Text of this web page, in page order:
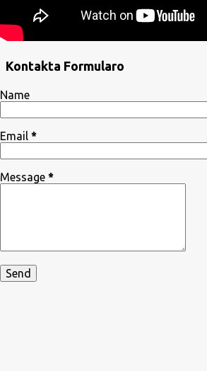
Kontakta Formularo
Name
Email *
Message *